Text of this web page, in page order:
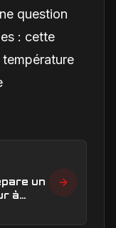
question
: cette
un
à